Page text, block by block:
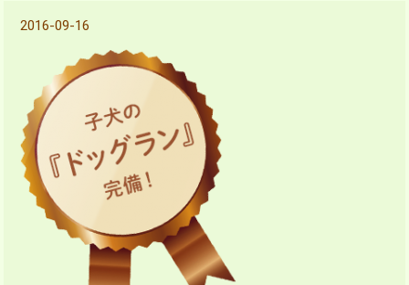
2016-09-16